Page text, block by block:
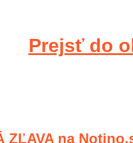
Prejsť do
ZĽAVA na